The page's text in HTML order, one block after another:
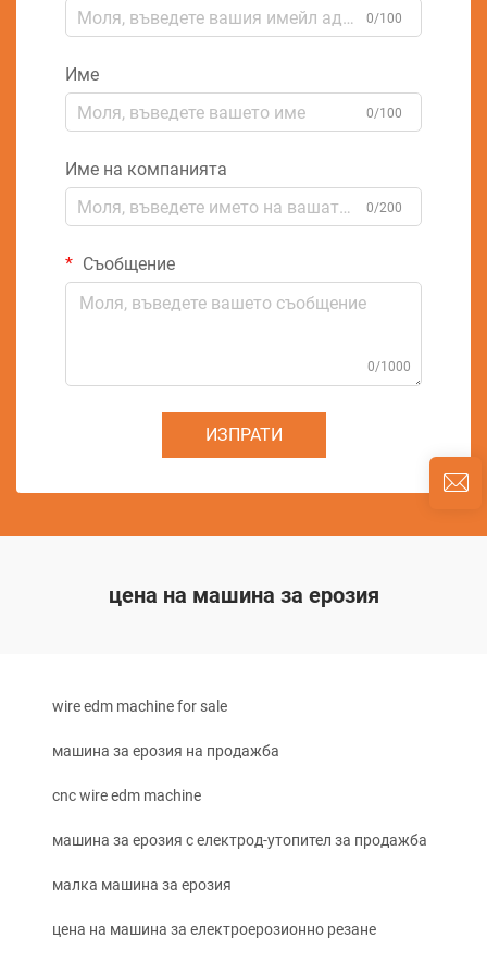
0/100
Име
0/100
Име на компанията
0/200
Съобщение
0/1000
ИЗПРАТИ
цена на машина за ерозия
wire edm machine for sale
машина за ерозия на продажба
cnc wire edm machine
машина за ерозия с електрод-утопител за продажба
малка машина за ерозия
цена на машина за електроерозионно резане